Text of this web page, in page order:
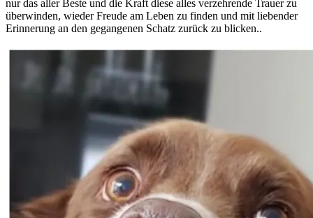
nur das aller Beste und die Kraft diese alles verzehrende Trauer zu
überwinden, wieder Freude am Leben zu finden und mit liebender
Erinnerung an den gegangenen Schatz zurück zu blicken..